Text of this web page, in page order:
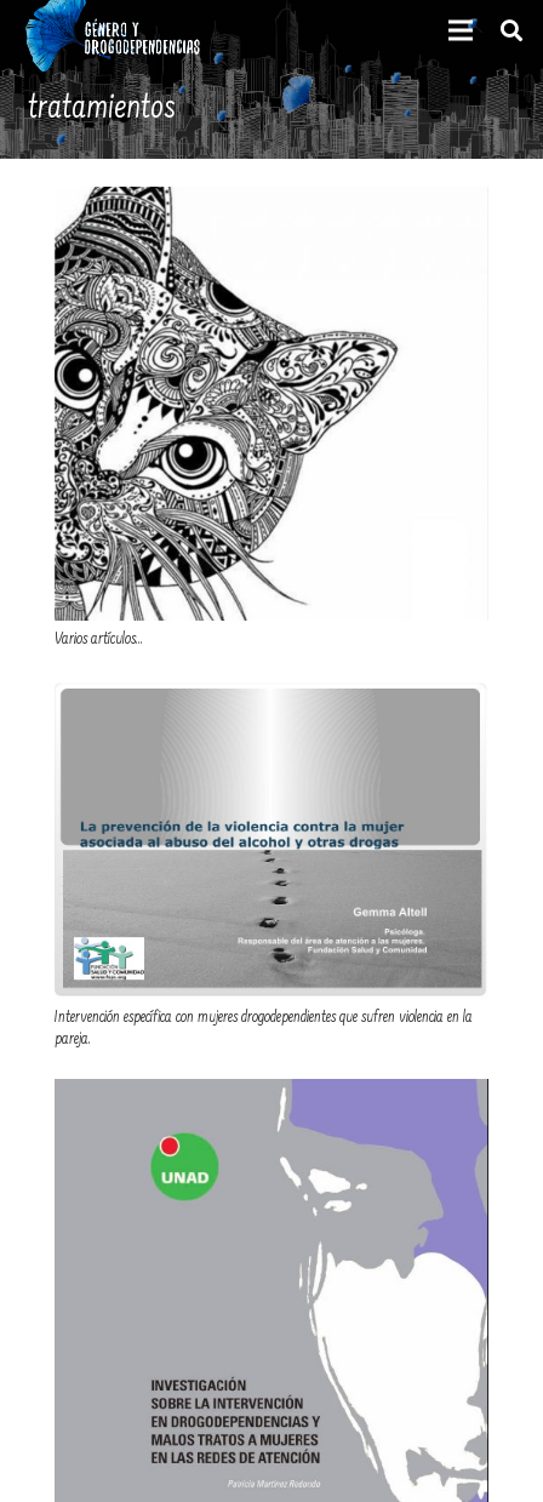
tratamientos
Varios artículos…
Intervención específica con mujeres drogodependientes que sufren violencia en la
pareja.